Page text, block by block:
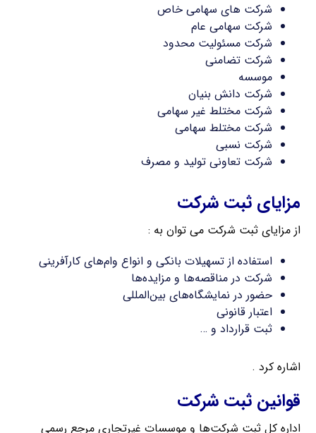
شرکت های سهامی خاص
شرکت سهامی عام
شرکت مسئولیت محدود
شرکت تضامنی
موسسه
شرکت دانش بنیان
شرکت مختلط غیر سهامی
شرکت مختلط سهامی
شرکت نسبی
شرکت تعاونی تولید و مصرف
مزایای ثبت شرکت
از مزایای ثبت شرکت می توان به :
استفاده از تسهیلات بانکی و انواع وام‌های کارآفرینی
شرکت در مناقصه‌ها و مزایده‌ها
حضور در نمایشگاه‌های بین‌المللی
اعتبار قانونی
ثبت قرارداد و …
اشاره کرد .
قوانین ثبت شرکت
اداره کل ثبت شرکت‌ها و موسسات غیرتجاری مرجع رسمی